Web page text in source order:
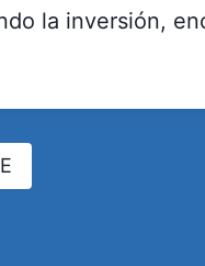
la inversión,